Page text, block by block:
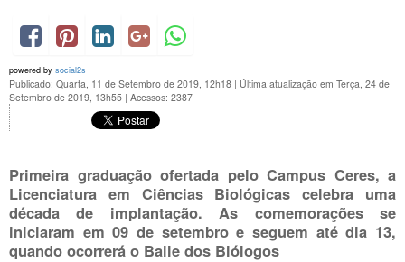
powered by social2s
Publicado: Quarta, 11 de Setembro de 2019, 12h18 | Última atualização em Terça, 24 de
Setembro de 2019, 13h55 | Acessos: 2387
Primeira graduação ofertada pelo Campus Ceres, a
Licenciatura em Ciências Biológicas celebra uma
década de implantação. As comemorações se
iniciaram em 09 de setembro e seguem até dia 13,
quando ocorrerá o Baile dos Biólogos